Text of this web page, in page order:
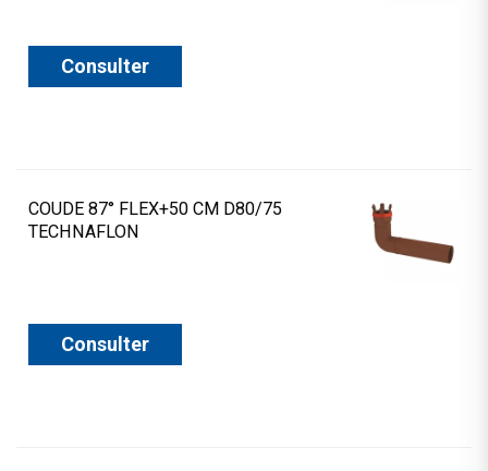
Consulter
COUDE 87° FLEX+50 CM D80/75
TECHNAFLON
Consulter